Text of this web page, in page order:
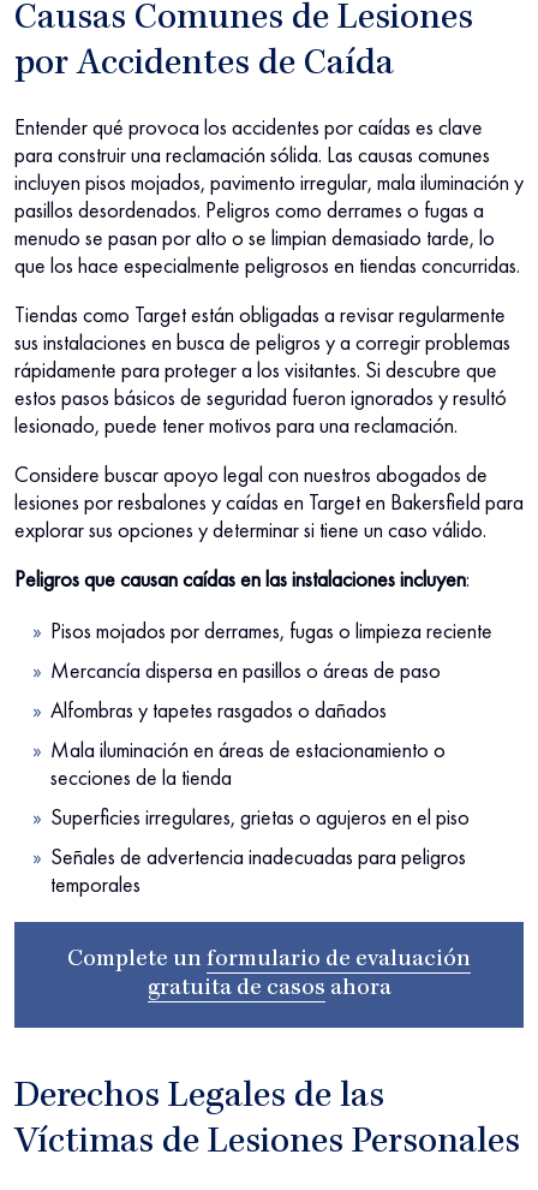
Causas Comunes de Lesiones
por Accidentes de Caída
Entender qué provoca los accidentes por caídas es clave
para construir una reclamación sólida. Las causas comunes
incluyen pisos mojados, pavimento irregular, mala iluminación y
pasillos desordenados. Peligros como derrames o fugas a
menudo se pasan por alto o se limpian demasiado tarde, lo
que los hace especialmente peligrosos en tiendas concurridas.
Tiendas como Target están obligadas a revisar regularmente
sus instalaciones en busca de peligros y a corregir problemas
rápidamente para proteger a los visitantes. Si descubre que
estos pasos básicos de seguridad fueron ignorados y resultó
lesionado, puede tener motivos para una reclamación.
Considere buscar apoyo legal con nuestros abogados de
lesiones por resbalones y caídas en Target en Bakersfield para
explorar sus opciones y determinar si tiene un caso válido.
Peligros que causan caídas en las instalaciones incluyen:
Pisos mojados por derrames, fugas o limpieza reciente
Mercancía dispersa en pasillos o áreas de paso
Alfombras y tapetes rasgados o dañados
Mala iluminación en áreas de estacionamiento o
secciones de la tienda
Superficies irregulares, grietas o agujeros en el piso
Señales de advertencia inadecuadas para peligros
temporales
Complete un formulario de evaluación
gratuita de casos ahora
Derechos Legales de las
Víctimas de Lesiones Personales